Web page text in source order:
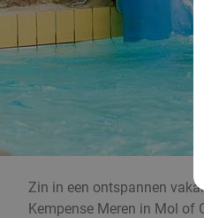
Zin in een ontspannen
Kempense Meren in Mol of